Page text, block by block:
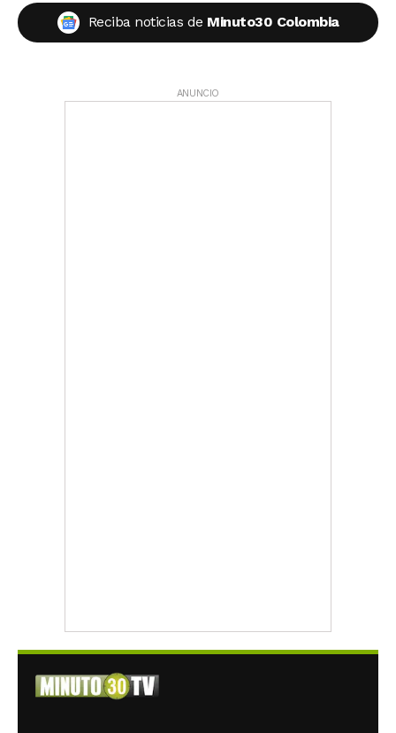
Reciba noticias de Minuto30 Colombia
ANUNCIO